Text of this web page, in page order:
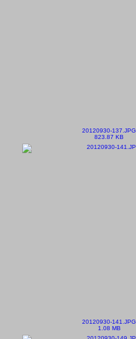
20120930-137.JPG
823.87 KB
20120930-141.JPG
1.08 MB